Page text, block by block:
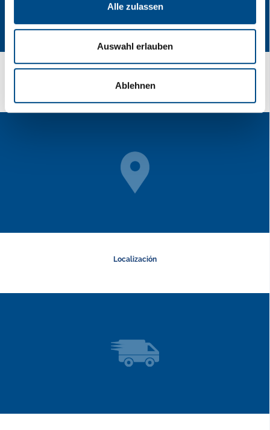
Alle zulassen
Auswahl erlauben
Ablehnen
Localización